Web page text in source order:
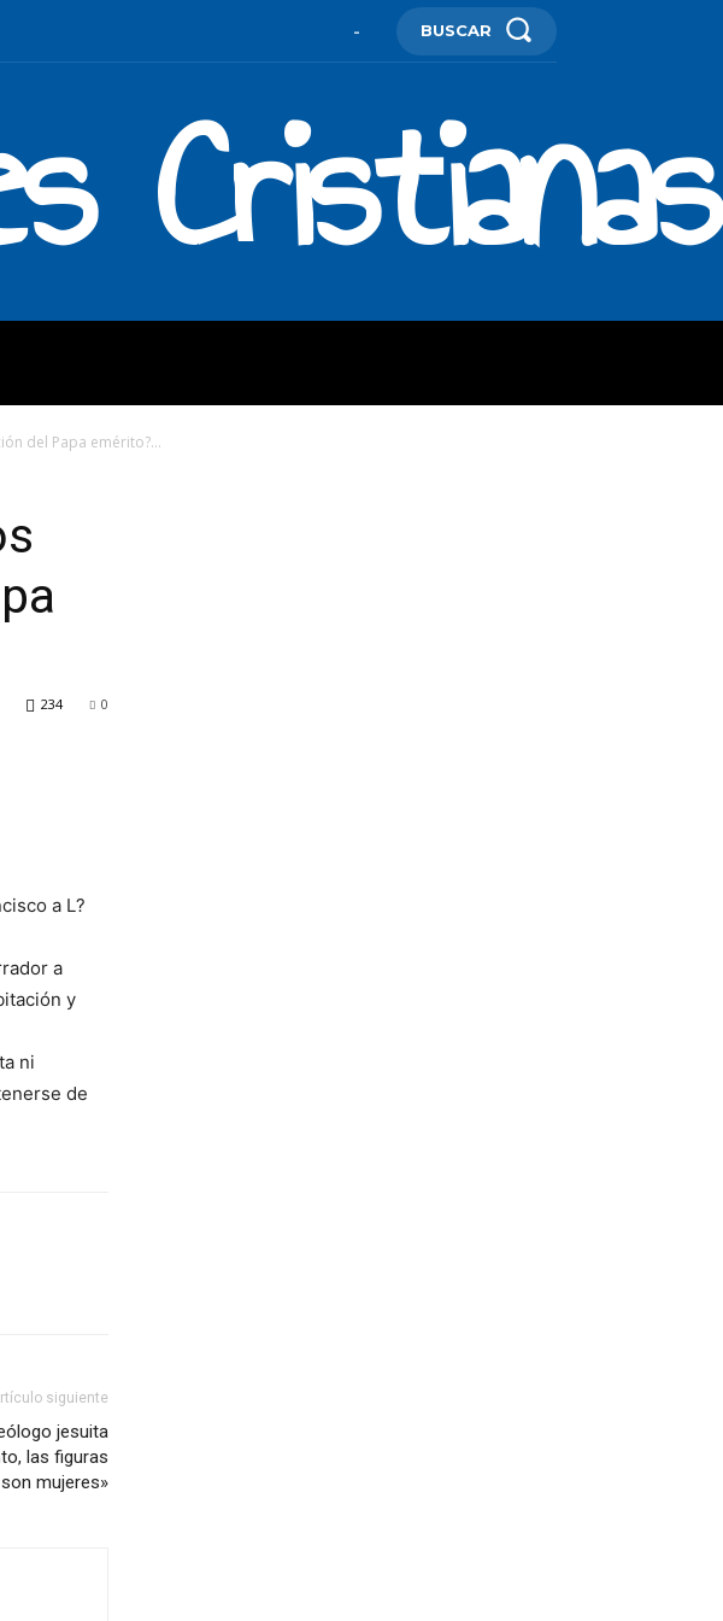
- BUSCAR
Cristianas
del Papa emérito?...
0
234
a L?
a
y
ni
de
siguiente
jesuita
las figuras
mujeres»